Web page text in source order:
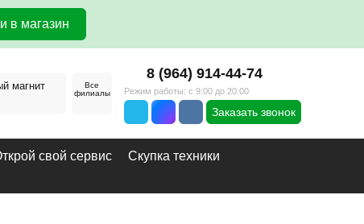
в магазин
магнит
Все
филиалы
8 (964) 914-44-74
Режим работы: с 9:00 до 20:00
Заказать звонок
свой сервис
Скупка техники